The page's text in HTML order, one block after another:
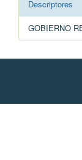
Descriptores
GOBIERNO